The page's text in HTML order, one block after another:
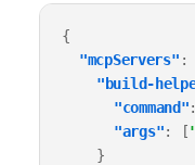
{
"mcpServers" :
"build-
"command":
"args": [
}